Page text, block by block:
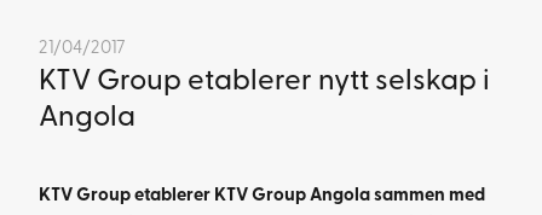
21/04/2017
KTV Group etablerer nytt selskap i
Angola
KTV Group etablerer KTV Group Angola sammen med